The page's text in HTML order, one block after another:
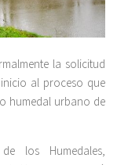
la solicitud
al proceso que
humedal urbano de
los Humedales,